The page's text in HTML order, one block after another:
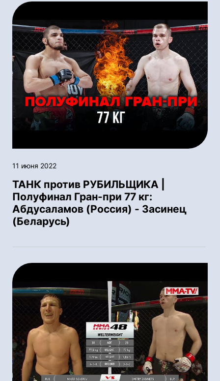
11 июня 2022
ТАНК против РУБИЛЬЩИКА |
Полуфинал Гран-при 77 кг:
Абдусаламов (Россия) - Засинец
(Беларусь)